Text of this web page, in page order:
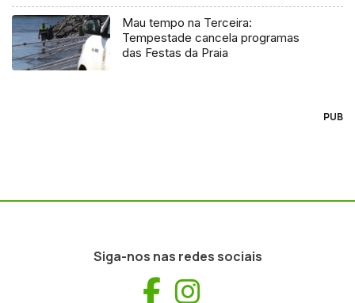
Mau tempo na Terceira:
Tempestade cancela programas
das Festas da Praia
PUB
Siga-nos nas redes sociais
Facebook